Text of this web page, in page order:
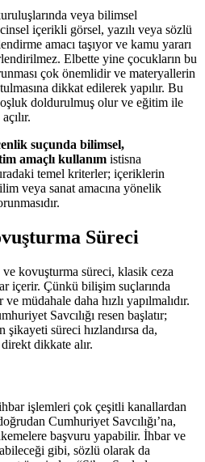
veya bilimsel
içerikli görsel, yazılı veya sözlü
amacı taşıyor ve kamu yararı
Elbette yine çocukların bu
çok önemlidir ve materyallerin
dikkat edilerek yapılır. Bu
doldurulmuş olur ve eğitim ile
suçunda bilimsel,
amaçlı kullanım istisna
temel kriterler; içeriklerin
veya sanat amacına yönelik
Süreci
kovuşturma süreci, klasik ceza
içerir. Çünkü bilişim suçlarında
müdahale daha hızlı yapılmalıdır.
Savcılığı resen başlatır;
şikayeti süreci hızlandırsa da,
dikkate alır.
işlemleri çok çeşitli kanallardan
Cumhuriyet Savcılığı’na,
başvuru yapabilir. İhbar ve
gibi, sözlü olarak da